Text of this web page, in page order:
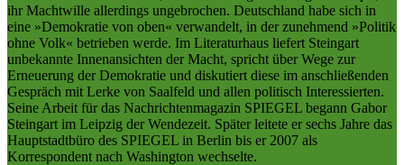
ihr Machtwille allerdings ungebrochen. Deutschland habe sich in
eine »Demokratie von oben« verwandelt, in der zunehmend »Politik
ohne Volk« betrieben werde. Im Literaturhaus liefert Steingart
unbekannte Innenansichten der Macht, spricht über Wege zur
Erneuerung der Demokratie und diskutiert diese im anschließenden
Gespräch mit Lerke von Saalfeld und allen politisch Interessierten.
Seine Arbeit für das Nachrichtenmagazin SPIEGEL begann Gabor
Steingart im Leipzig der Wendezeit. Später leitete er sechs Jahre das
Hauptstadtbüro des SPIEGEL in Berlin bis er 2007 als
Korrespondent nach Washington wechselte.